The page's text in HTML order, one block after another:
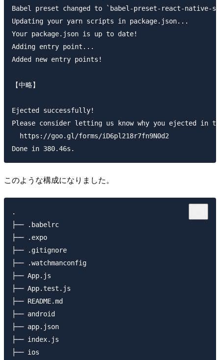
Babel preset changed to `babel-preset-react-native-
Updating your yarn scripts in package.json...
Your package.json is up to date!
Adding entry point...
Added new entry points!
【中略】
Ejected successfully!
Please consider letting us know why you ejected in
  https://goo.gl/forms/iD6pl218r7fn9N0d2
このような構成になりました。
.
├── .babelrc
├── .expo
├── .gitignore
├── .watchmanconfig
├── App.js
├── App.test.js
├── README.md
├── android
├── app.json
├── index.js
├── ios